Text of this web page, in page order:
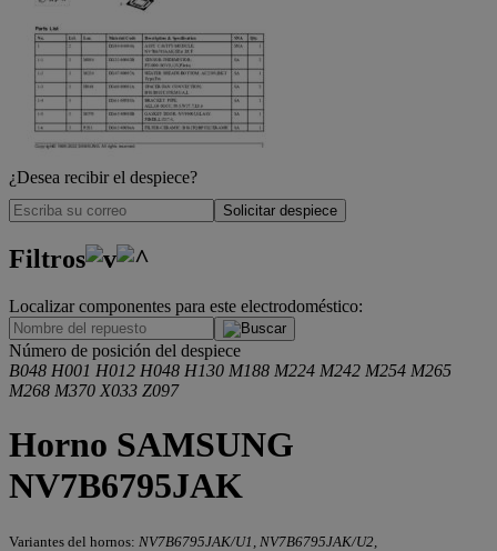
¿Desea recibir el despiece?
Solicitar despiece
Filtros
Localizar componentes para este electrodoméstico:
Número de posición del despiece
B048 H001 H012 H048 H130 M188 M224 M242 M254 M265
M268 M370 X033 Z097
Horno SAMSUNG
NV7B6795JAK
Variantes del hornos: NV7B6795JAK/U1, NV7B6795JAK/U2,